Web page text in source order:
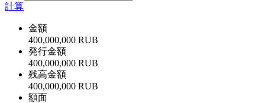
計算
金額
400,000,000 RUB
発行金額
400,000,000 RUB
残高金額
400,000,000 RUB
額面